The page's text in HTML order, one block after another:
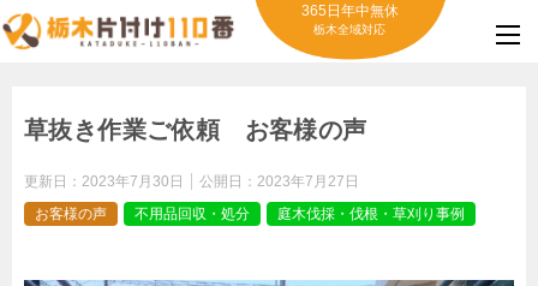
365日年中無休
栃木全域対応
草抜き作業ご依頼 お客様の声
更新日： 2023年7月30日 公開日： 2023年7月27日
お客様の声
不用品回収・処分 庭木伐採・伐根・草刈り事例